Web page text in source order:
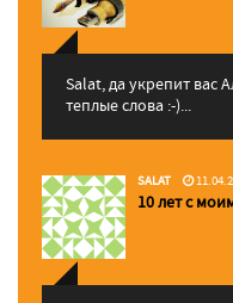
Salat, да укрепит вас
теплые слова :-)...
SALAT
10 лет с